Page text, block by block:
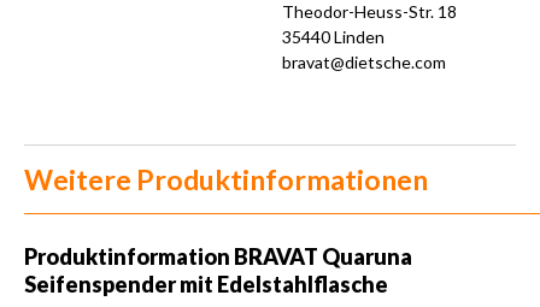
Theodor-Heuss-Str. 18
35440 Linden
bravat@dietsche.com
Weitere Produktinformationen
Produktinformation BRAVAT Quaruna
Seifenspender mit Edelstahlflasche